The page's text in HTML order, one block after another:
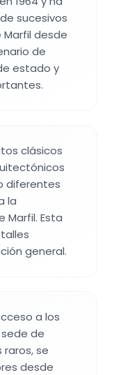
sucesivos
desde
de
estado y
clásicos
diferentes
la
Marfil. Esta
general.
a los
de
raros, se
desde